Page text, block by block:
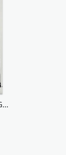
LES DERNIERS JOURS DE LA GEHENNE